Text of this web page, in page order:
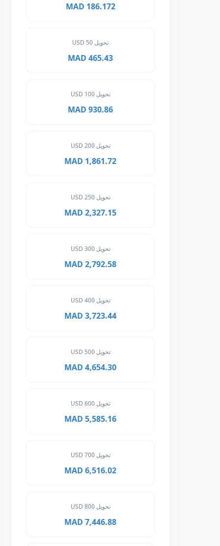
186.172 MAD
465.43 MAD
تحويل 100 USD
930.86 MAD
تحويل 200 USD
1,861.72 MAD
تحويل 250 USD
2,327.15 MAD
تحويل 300 USD
2,792.58 MAD
تحويل 400 USD
3,723.44 MAD
تحويل 500 USD
4,654.30 MAD
تحويل 600 USD
5,585.16 MAD
تحويل 700 USD
6,516.02 MAD
تحويل 800 USD
7,446.88 MAD